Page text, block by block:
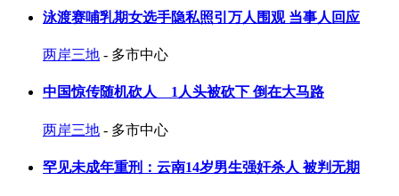
泳渡赛哺乳期女选手隐私照引万人围观 当事人回应
两岸三地 - 多市中心
中国惊传随机砍人 1人头被砍下 倒在大马路
两岸三地 - 多市中心
罕见未成年重刑：云南14岁男生强奸杀人 被判无期